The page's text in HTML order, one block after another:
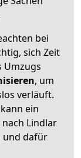
bei
sich Zeit
Umzugs
, um
verläuft.
ein
Lindlar
dafür